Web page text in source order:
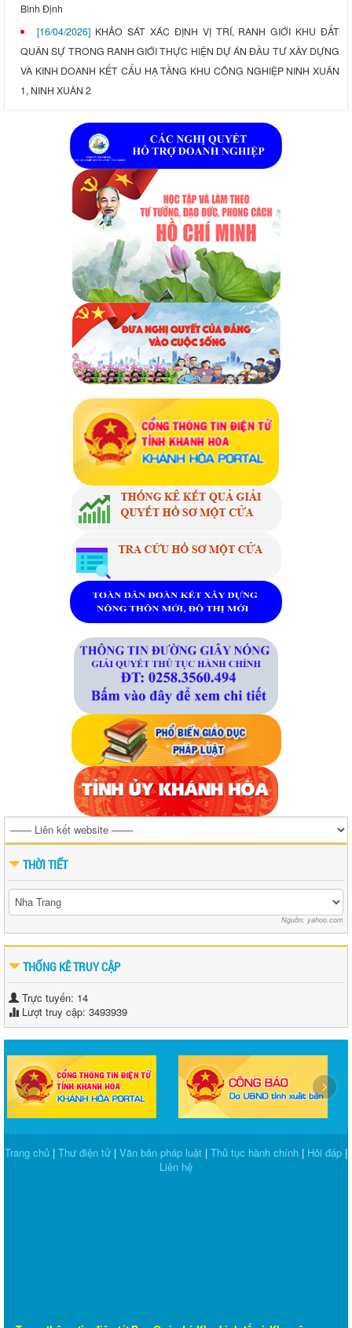
Bình Định
[16/04/2026] KHẢO SÁT XÁC ĐỊNH VỊ TRÍ, RANH GIỚI KHU ĐẤT
QUÂN SỰ TRONG RANH GIỚI THỰC HIỆN DỰ ÁN ĐẦU TƯ XÂY DỰNG
VÀ KINH DOANH KẾT CẤU HẠ TẦNG KHU CÔNG NGHIỆP NINH XUÂN
1, NINH XUÂN 2
THỜI TIẾT
Nguồn: yahoo.com
THỐNG KÊ TRUY CẬP
Trực tuyến: 14
Lượt truy cập: 3493939
‹ ›
Trang chủ | Thư điện tử | Văn bản pháp luật | Thủ tục hành chính | Hỏi đáp |
Liên hệ